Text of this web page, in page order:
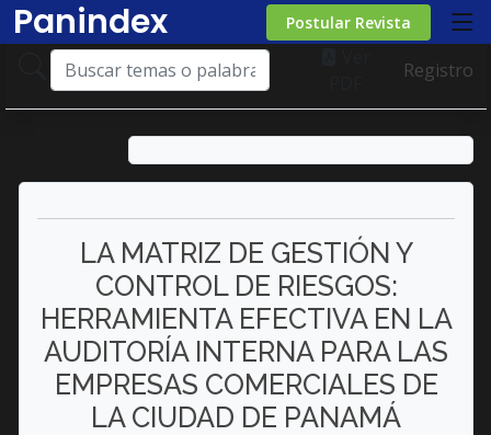
Panindex Postular Revista
Registro
LA MATRIZ DE GESTIÓN Y
CONTROL DE RIESGOS:
HERRAMIENTA EFECTIVA EN LA
AUDITORÍA INTERNA PARA LAS
EMPRESAS COMERCIALES DE
LA CIUDAD DE PANAMÁ